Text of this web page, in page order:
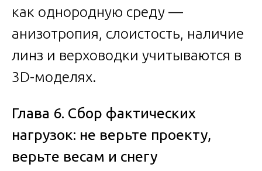
как однородную среду —
анизотропия, слоистость, наличие
линз и верховодки учитываются в
3D-моделях.
Глава 6. Сбор фактических
нагрузок: не верьте проекту,
верьте весам и снегу